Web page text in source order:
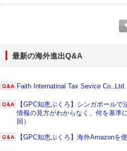
最新の海外進出Q&A
Faith Internatinal Tax Sevice Co.,Ltd.
【GPC知恵ぶくろ】シンガポール
情報の見方がわからなく、何を基準
回）
【GPC知恵ぶくろ】海外Amazonを